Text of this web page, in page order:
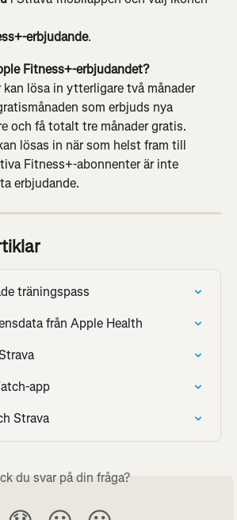
erbjudande.
Fitness+-erbjudandet?
lösa in ytterligare två månader
som erbjuds nya
och få totalt tre månader gratis.
lösas in när som helst fram till
Fitness+-abonnenter är inte
erbjudande.
träningspass
från Apple Health
app
Strava
du svar på din fråga?